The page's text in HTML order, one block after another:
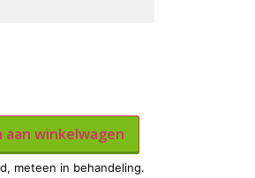
aan winkelwagen